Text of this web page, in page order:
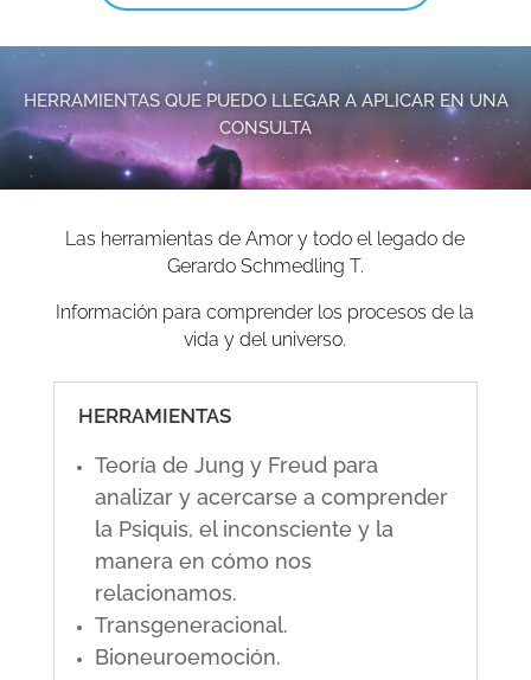
HERRAMIENTAS QUE PUEDO LLEGAR A APLICAR EN UNA
CONSULTA
Las herramientas de Amor y todo el legado de
Gerardo Schmedling T.
Información para comprender los procesos de la
vida y del universo.
HERRAMIENTAS
Teoría de Jung y Freud para
analizar y acercarse a comprender
la Psiquis, el inconsciente y la
manera en cómo nos
relacionamos.
Transgeneracional.
Bioneuroemoción.